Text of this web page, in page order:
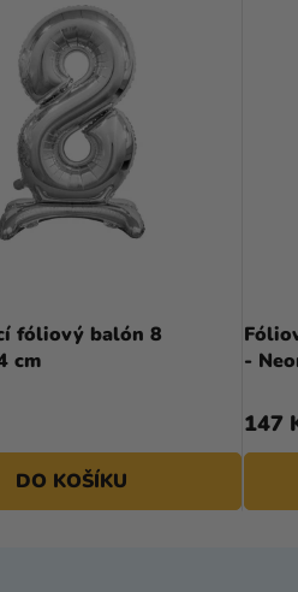
fóliový balón 8
cm
DO KOŠÍKU
-
147